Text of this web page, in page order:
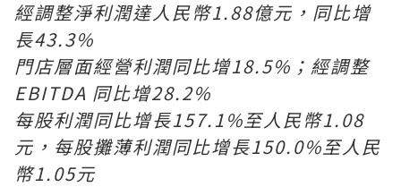
經調整淨利潤達人民幣1.88億元，同比增
長43.3%
門店層面經營利潤同比增18.5%；經調整
EBITDA 同比增28.2%
每股利潤同比增長157.1%至人民幣1.08
元，每股攤薄利潤同比增長150.0%至人民
幣1.05元